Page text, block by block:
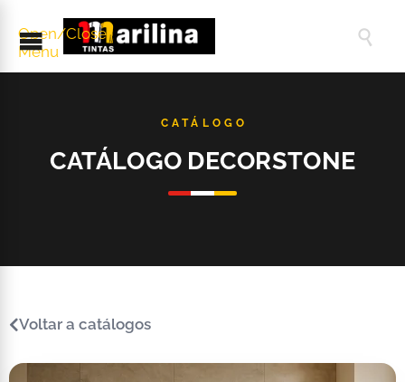
Open/Close
Menu

CATÁLOGO DECORSTONE
Voltar a catálogos